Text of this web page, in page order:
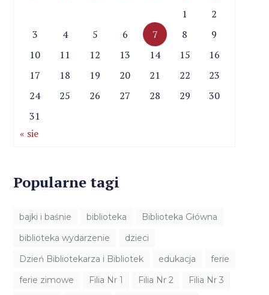
1
2
3
4 5 6 7 8
9
10
11 12 13 14 15
16
17
18 19 20 21 22
23
24
25 26 27 28 29
30
31
« sie
Popularne tagi
bajki i baśnie biblioteka
Biblioteka Główna
biblioteka wydarzenie
dzieci
Dzień Bibliotekarza i Bibliotek
edukacja
ferie
ferie zimowe
Filia Nr 1 Filia Nr 2
Filia Nr 3